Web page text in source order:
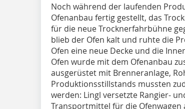
Noch während der laufenden
Ofenanbau fertig gestellt, das
für die neue Trocknerfahrbühne
blieb der Ofen kalt und ruhte die
Ofen eine neue Decke und die
Ofen wurde mit dem Ofenanbau
ausgerüstet mit Brenneranlage,
Produktionsstillstands mussten
werden: Lingl versetzte Rangier-
Transportmittel für die